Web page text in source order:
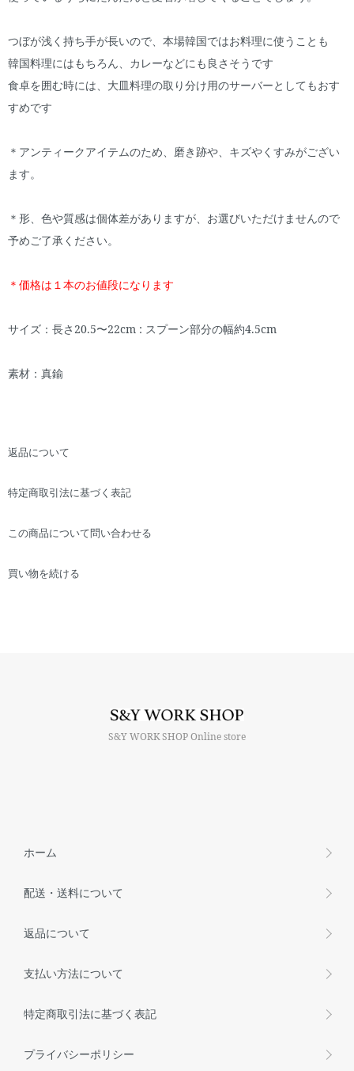
つぼが浅く持ち手が長いので、本場韓国ではお料理に使うことも
韓国料理にはもちろん、カレーなどにも良さそうです
食卓を囲む時には、大皿料理の取り分け用のサーバーとしてもおす
すめです
＊アンティークアイテムのため、磨き跡や、キズやくすみがござい
ます。
＊形、色や質感は個体差がありますが、お選びいただけませんので
予めご了承ください。
＊価格は１本のお値段になります
サイズ：長さ20.5〜22cm : スプーン部分の幅約4.5cm
素材：真鍮
返品について
特定商取引法に基づく表記
この商品について問い合わせる
買い物を続ける
S&Y WORK SHOP Online store
ホーム
配送・送料について
返品について
支払い方法について
特定商取引法に基づく表記
プライバシーポリシー